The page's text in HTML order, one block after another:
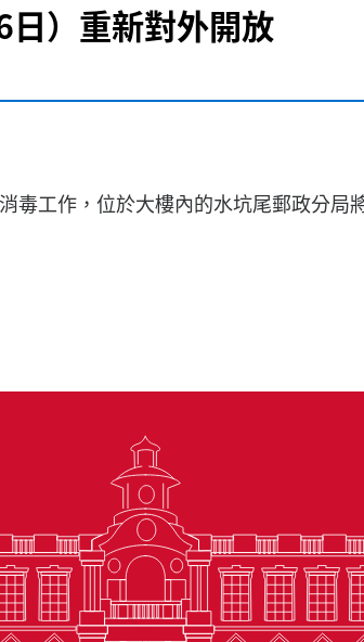
）重新對外開放
毒工作，位於大樓內的水坑尾郵政分局